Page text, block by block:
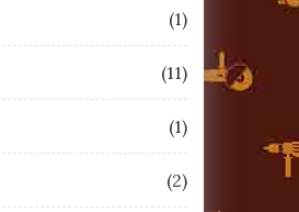
(1)
(11)
(1)
(2)